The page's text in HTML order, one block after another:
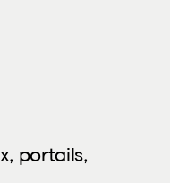
portails,